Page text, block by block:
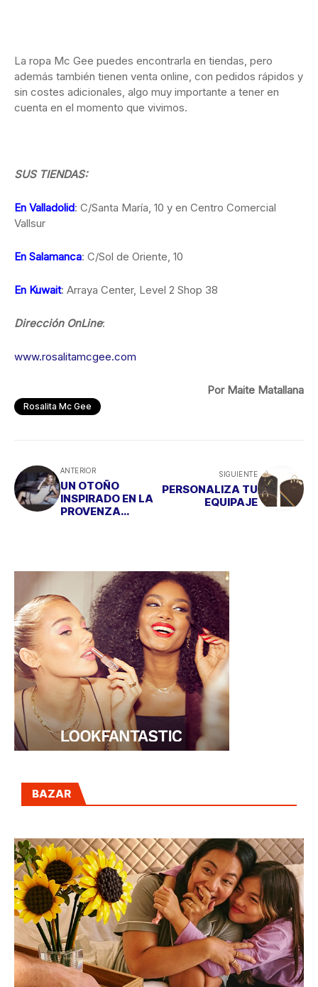
La ropa Mc Gee puedes encontrarla en tiendas, pero
además también tienen venta online, con pedidos rápidos y
sin costes adicionales, algo muy importante a tener en
cuenta en el momento que vivimos.
SUS TIENDAS:
En Valladolid: C/Santa María, 10 y en Centro Comercial
Vallsur
En Salamanca: C/Sol de Oriente, 10
En Kuwait: Arraya Center, Level 2 Shop 38
Dirección OnLine:
www.rosalitamcgee.com
Por Maite Matallana
Rosalita Mc Gee
ANTERIOR
UN OTOÑO
INSPIRADO EN LA
PROVENZA
SIGUIENTE
PERSONALIZA TU
EQUIPAJE
BAZAR